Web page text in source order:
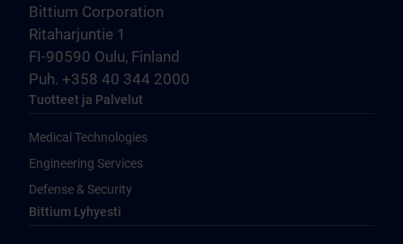
Bittium Corporation
Ritaharjuntie 1
FI-90590 Oulu, Finland
Puh. +358 40 344 2000
Tuotteet ja Palvelut
Medical Technologies
Engineering Services
Defense & Security
Bittium Lyhyesti